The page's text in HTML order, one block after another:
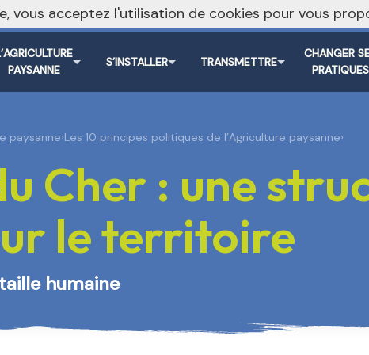
Vers le
PAYSANNE
S’INSTALLER TRANSMETTRE
CHANGER
PRATIQUES
paysanne›Les 10 principes politiques de l’Agriculture paysanne›
Cher : une
le territoire
humaine
vous acceptez l'utilisation de cookies pour vous